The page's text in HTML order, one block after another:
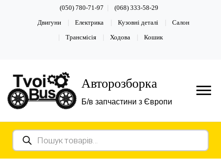
(050) 780-71-97 (068) 333-58-29
Двигуни Електрика Кузовні деталі Салон
Трансмісія Ходова Кошик
Авторозборка
Б/в запчастини з Європи
Пошук
товарів